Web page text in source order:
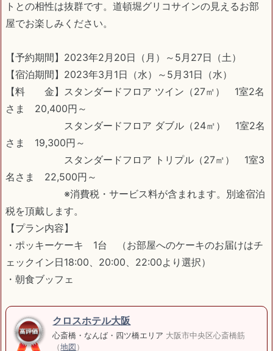
トとの相性は抜群です。道頓堀グリコサインの見えるお部
屋でお楽しみください。
【予約期間】2023年2月20日（月）～5月27日（土）
【宿泊期間】2023年3月1日（水）～5月31日（水）
【料 金】スタンダードフロア ツイン（27㎡） 1室2名
さま 20,400円～
スタンダードフロア ダブル（24㎡） 1室2名
さま 19,300円～
スタンダードフロア トリプル（27㎡） 1室3
名さま 22,500円～
※消費税・サービス料が含まれます。別途宿泊
税を頂戴します。
【プラン内容】
・ポッキーケーキ 1台 （お部屋へのケーキのお届けはチ
ェックイン日18:00、20:00、22:00より選択）
・朝食ブッフェ
クロスホテル大阪
心斎橋・なんば・四ツ橋エリア 大阪市中央区心斎橋筋
（地図）